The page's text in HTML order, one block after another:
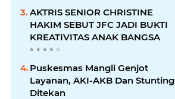
AKTRIS SENIOR CHRISTINE
HAKIM SEBUT JFC JADI BUKTI
KREATIVITAS ANAK BANGSA
Puskesmas Mangli Genjot
Layanan, AKI-AKB Dan Stunting
Ditekan